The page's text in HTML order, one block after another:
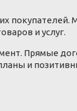
покупателей.
и услуг.
Прямые
и